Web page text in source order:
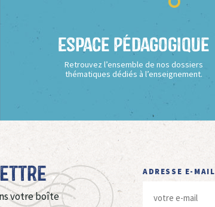
Espace Pédagogique
Retrouvez l’ensemble de nos dossiers
thématiques dédiés à l’enseignement.
votre boîte
ADRESSE E-MAIL